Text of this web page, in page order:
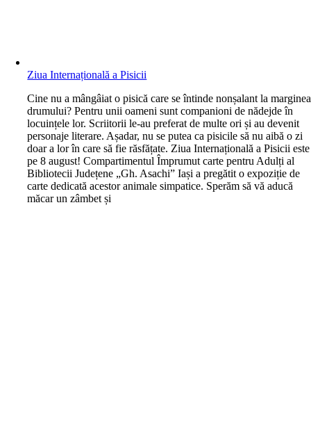
Ziua Internațională a Pisicii
Cine nu a mângâiat o pisică care se întinde nonșalant la marginea
drumului? Pentru unii oameni sunt companioni de nădejde în
locuințele lor. Scriitorii le-au preferat de multe ori și au devenit
personaje literare. Așadar, nu se putea ca pisicile să nu aibă o zi
doar a lor în care să fie răsfățate. Ziua Internațională a Pisicii este
pe 8 august! Compartimentul Împrumut carte pentru Adulți al
Bibliotecii Județene „Gh. Asachi” Iași a pregătit o expoziție de
carte dedicată acestor animale simpatice. Sperăm să vă aducă
măcar un zâmbet și